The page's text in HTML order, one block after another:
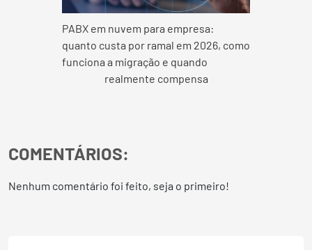
PABX em nuvem para empresa:
quanto custa por ramal em 2026, como
funciona a migração e quando
realmente compensa
COMENTÁRIOS:
Nenhum comentário foi feito, seja o primeiro!